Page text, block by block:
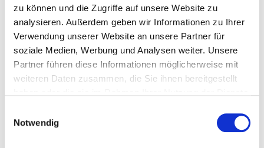
zu können und die Zugriffe auf unsere Website zu
analysieren. Außerdem geben wir Informationen zu Ihrer
Verwendung unserer Website an unsere Partner für
soziale Medien, Werbung und Analysen weiter. Unsere
Partner führen diese Informationen möglicherweise mit
weiteren Daten zusammen, die Sie ihnen bereitgestellt
Notwendig
11. Sind im neuen Tariflohn
Nachtzuschläge bereits enthalten?
12. Was bedeutet Ecklohn?
1. Was ist eine Tarifgruppe?